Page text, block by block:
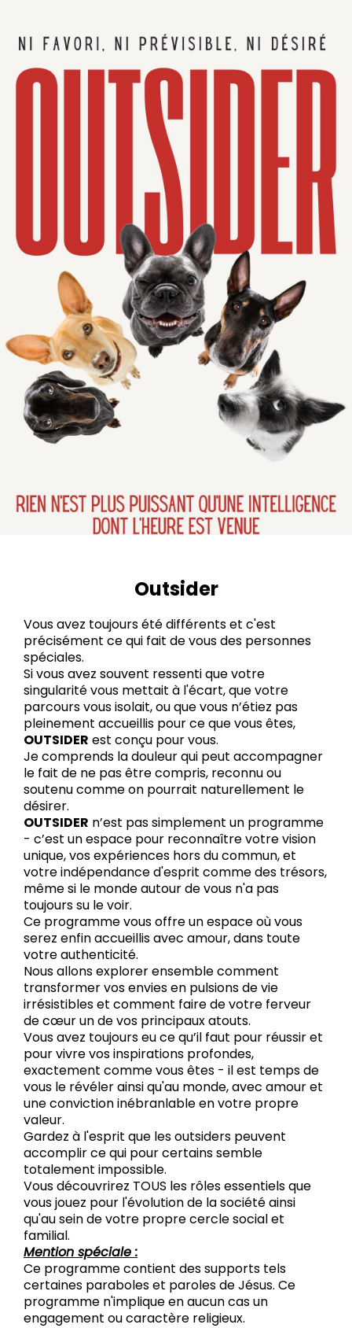
Outsider
Vous avez toujours été différents et c'est
précisément ce qui fait de vous des personnes
spéciales.
Si vous avez souvent ressenti que votre
singularité vous mettait à l'écart, que votre
parcours vous isolait, ou que vous n’étiez pas
pleinement accueillis pour ce que vous êtes,
OUTSIDER est conçu pour vous.
Je comprends la douleur qui peut accompagner
le fait de ne pas être compris, reconnu ou
soutenu comme on pourrait naturellement le
désirer.
OUTSIDER n’est pas simplement un programme
- c’est un espace pour reconnaître votre vision
unique, vos expériences hors du commun, et
votre indépendance d'esprit comme des trésors,
même si le monde autour de vous n'a pas
toujours su le voir.
Ce programme vous offre un espace où vous
serez enfin accueillis avec amour, dans toute
votre authenticité.
Nous allons explorer ensemble comment
transformer vos envies en pulsions de vie
irrésistibles et comment faire de votre ferveur
de cœur un de vos principaux atouts.
Vous avez toujours eu ce qu’il faut pour réussir et
pour vivre vos inspirations profondes,
exactement comme vous êtes - il est temps de
vous le révéler ainsi qu'au monde, avec amour et
une conviction inébranlable en votre propre
valeur.
Gardez à l'esprit que les outsiders peuvent
accomplir ce qui pour certains semble
totalement impossible.
Vous découvrirez TOUS les rôles essentiels que
vous jouez pour l'évolution de la société ainsi
qu'au sein de votre propre cercle social et
familial.
Mention spéciale :
Ce programme contient des supports tels
certaines paraboles et paroles de Jésus. Ce
programme n'implique en aucun cas un
engagement ou caractère religieux.